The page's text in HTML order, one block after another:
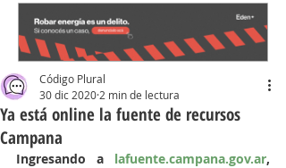
Ya está online la fuente de recursos
Campana
Código Plural
30 dic 2020 2 min de lectura
Ingresando a lafuente.campana.gov.ar,